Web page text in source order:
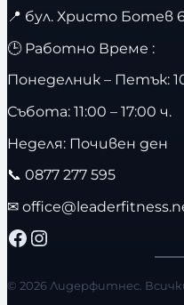
📍 бул. Христо Ботев
🕒 Работно Време :
Понеделник – Петък:
Събота: 11:00 – 17:00 ч.
Неделя: Почивен ден
📞 0877 277 595
✉
Facebook Instagram
© 2026 Лидерфитнес.